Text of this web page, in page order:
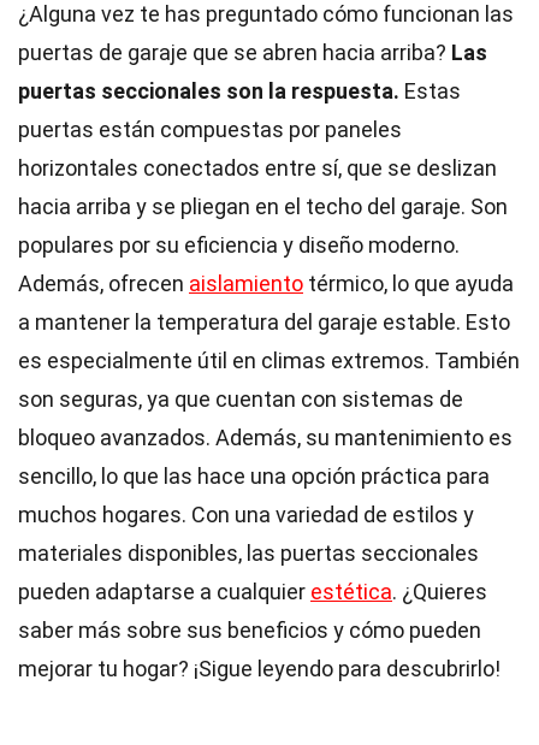
¿Alguna vez te has preguntado cómo funcionan las
puertas de garaje que se abren hacia arriba? Las
puertas seccionales son la respuesta. Estas
puertas están compuestas por paneles
horizontales conectados entre sí, que se deslizan
hacia arriba y se pliegan en el techo del garaje. Son
populares por su eficiencia y diseño moderno.
Además, ofrecen aislamiento térmico, lo que ayuda
a mantener la temperatura del garaje estable. Esto
es especialmente útil en climas extremos. También
son seguras, ya que cuentan con sistemas de
bloqueo avanzados. Además, su mantenimiento es
sencillo, lo que las hace una opción práctica para
muchos hogares. Con una variedad de estilos y
materiales disponibles, las puertas seccionales
pueden adaptarse a cualquier estética. ¿Quieres
saber más sobre sus beneficios y cómo pueden
mejorar tu hogar? ¡Sigue leyendo para descubrirlo!